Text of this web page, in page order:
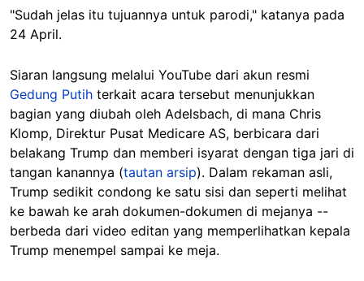
"Sudah jelas itu tujuannya untuk parodi," katanya pada
24 April.
Siaran langsung melalui YouTube dari akun resmi
Gedung Putih terkait acara tersebut menunjukkan
bagian yang diubah oleh Adelsbach, di mana Chris
Klomp, Direktur Pusat Medicare AS, berbicara dari
belakang Trump dan memberi isyarat dengan tiga jari di
tangan kanannya (tautan arsip). Dalam rekaman asli,
Trump sedikit condong ke satu sisi dan seperti melihat
ke bawah ke arah dokumen-dokumen di mejanya --
berbeda dari video editan yang memperlihatkan kepala
Trump menempel sampai ke meja.